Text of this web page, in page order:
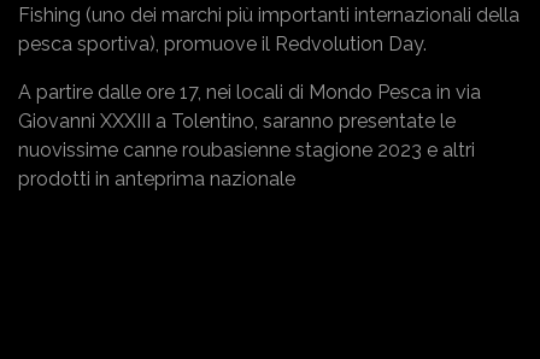
Fishing (uno dei marchi più importanti internazionali della
pesca sportiva), promuove il Redvolution Day.
A partire dalle ore 17, nei locali di Mondo Pesca in via
Giovanni XXXIII a Tolentino, saranno presentate le
nuovissime canne roubasienne stagione 2023 e altri
prodotti in anteprima nazionale